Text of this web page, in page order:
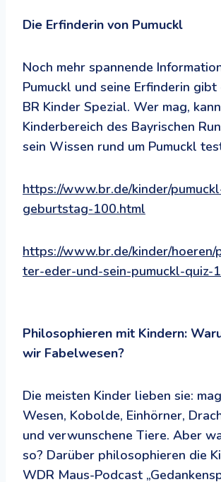
Die Erfinderin von Pumuckl
Noch mehr spannende
Pumuckl und seine Erfinderin gibt
BR Kinder Spezial. Wer mag,
Kinderbereich des Bayrischen
sein Wissen rund um Pumuckl
https://www.br.de/kinder/
geburtstag-100.html
https://www.br.de/kinder/hoeren/
ter-eder-und-sein-pumuckl-quiz-
Philosophieren mit Kindern:
wir Fabelwesen?
Die meisten Kinder lieben sie:
Wesen, Kobolde, Einhörner,
und verwunschene Tiere. Aber
so? Darüber philosophieren die
WDR Maus-Podcast